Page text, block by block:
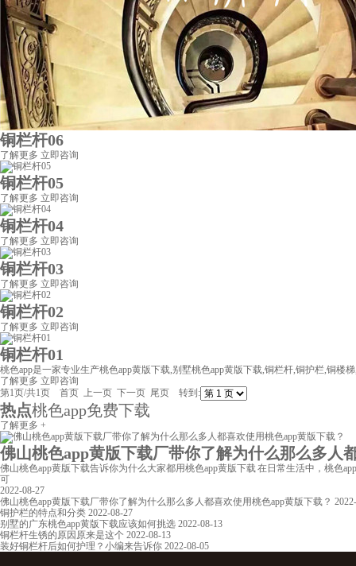
铜栏杆06
了解更多 立即咨询
铜栏杆05
了解更多 立即咨询
铜栏杆04
了解更多 立即咨询
铜栏杆03
了解更多 立即咨询
铜栏杆02
了解更多 立即咨询
铜栏杆01
桃色app是一家专业生产桃色app黄版下载,别墅桃色app黄版下载,铜栏杆,铜护栏,铜
了解更多 立即咨询
第1页/共1页 首页 上一页 下一页 尾页 转到:
热点桃色app免费下载
了解更多 +
佛山桃色app黄版下载厂带你了解为什么那么多人都
佛山桃色app黄版下载告诉你为什么大家都用桃色app黄版下载 在日常生活中，桃色
可
2022-08-27
佛山桃色app黄版下载厂带你了解为什么那么多人都喜欢使用桃色app黄版下载？
铜护栏的特点和分类 2022-08-27
别墅的广东桃色app黄版下载应该如何挑选 2022-08-13
铜栏杆生锈的原因原来是这个 2022-08-13
装好铜栏杆后如何护理？小编来告诉你 2022-08-05